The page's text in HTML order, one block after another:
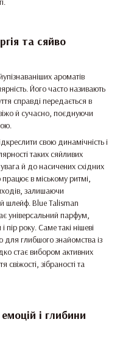
та сяйво
ароматів
Його часто називають
справді передається в
й сучасно, поєднуючи
свою динамічність і
таких сяйливих
й до насичених східних
в міському ритмі,
залишаючи
шлейф. Blue Talisman
універсальний парфум,
пір року. Саме такі нішеві
глибшого знайомства із
стає вибором активних
свіжості, зібраності та
і глибини